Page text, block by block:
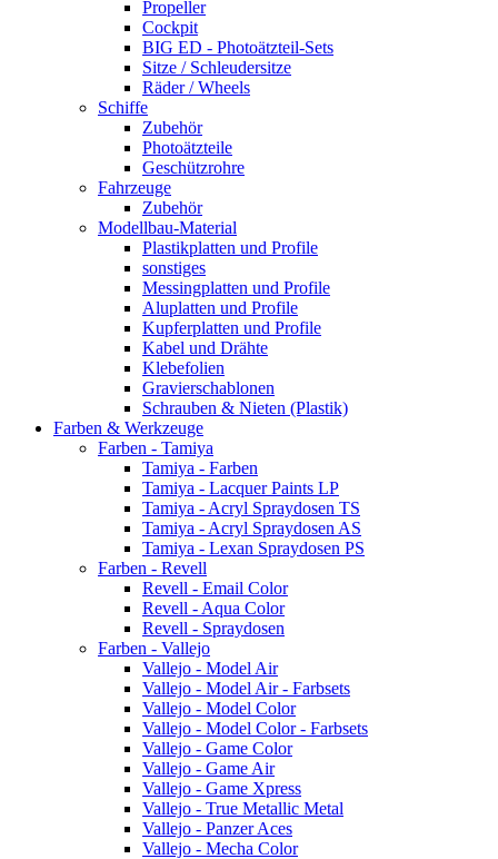
Propeller
Cockpit
BIG ED - Photoätzteil-Sets
Sitze / Schleudersitze
Räder / Wheels
Schiffe
Zubehör
Photoätzteile
Geschützrohre
Fahrzeuge
Zubehör
Modellbau-Material
Plastikplatten und Profile
sonstiges
Messingplatten und Profile
Aluplatten und Profile
Kupferplatten und Profile
Kabel und Drähte
Klebefolien
Gravierschablonen
Schrauben & Nieten (Plastik)
Farben & Werkzeuge
Farben - Tamiya
Tamiya - Farben
Tamiya - Lacquer Paints LP
Tamiya - Acryl Spraydosen TS
Tamiya - Acryl Spraydosen AS
Tamiya - Lexan Spraydosen PS
Farben - Revell
Revell - Email Color
Revell - Aqua Color
Revell - Spraydosen
Farben - Vallejo
Vallejo - Model Air
Vallejo - Model Air - Farbsets
Vallejo - Model Color
Vallejo - Model Color - Farbsets
Vallejo - Game Color
Vallejo - Game Air
Vallejo - Game Xpress
Vallejo - True Metallic Metal
Vallejo - Panzer Aces
Vallejo - Mecha Color